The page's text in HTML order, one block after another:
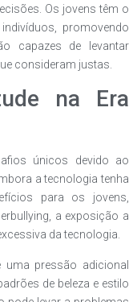
Os jovens têm o
promovendo
capazes de levantar
consideram justas.
na Era
únicos devido ao
a tecnologia tenha
para os jovens,
a exposição a
da tecnologia.
pressão adicional
de beleza e estilo